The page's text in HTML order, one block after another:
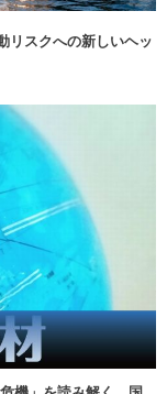
リスクへの新しいヘッ